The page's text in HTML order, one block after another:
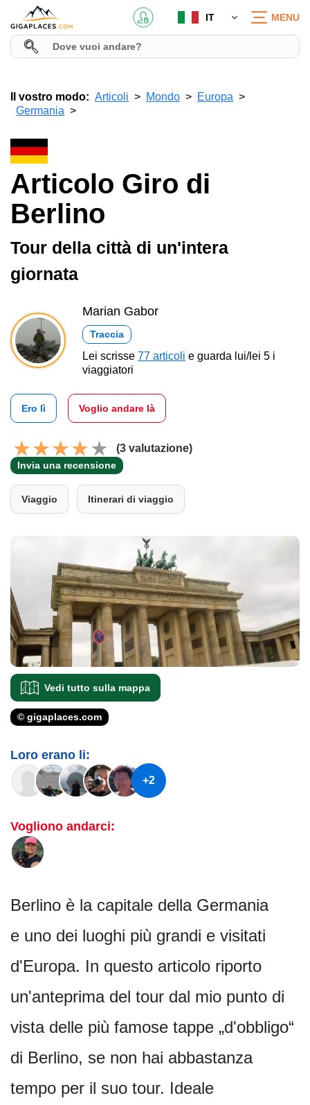
IT MENU
Il vostro modo: Articoli Mondo
Europa
Germania
Articolo Giro di
Berlino
Tour della città di un'intera
giornata
Marian Gabor
Traccia
Lei scrisse 77 articoli e guarda lui/lei 5 i
viaggiatori
Ero lì Voglio andare là
(3 valutazione)
Invia una recensione
Viaggio Itinerari di viaggio
Vedi tutto sulla mappa
© gigaplaces.com
Loro erano li:
+2
Vogliono andarci:
Berlino è la capitale della Germania
e uno dei luoghi più grandi e visitati
d'Europa. In questo articolo riporto
un'anteprima del tour dal mio punto di
vista delle più famose tappe „d'obbligo“
di Berlino, se non hai abbastanza
tempo per il suo tour. Ideale